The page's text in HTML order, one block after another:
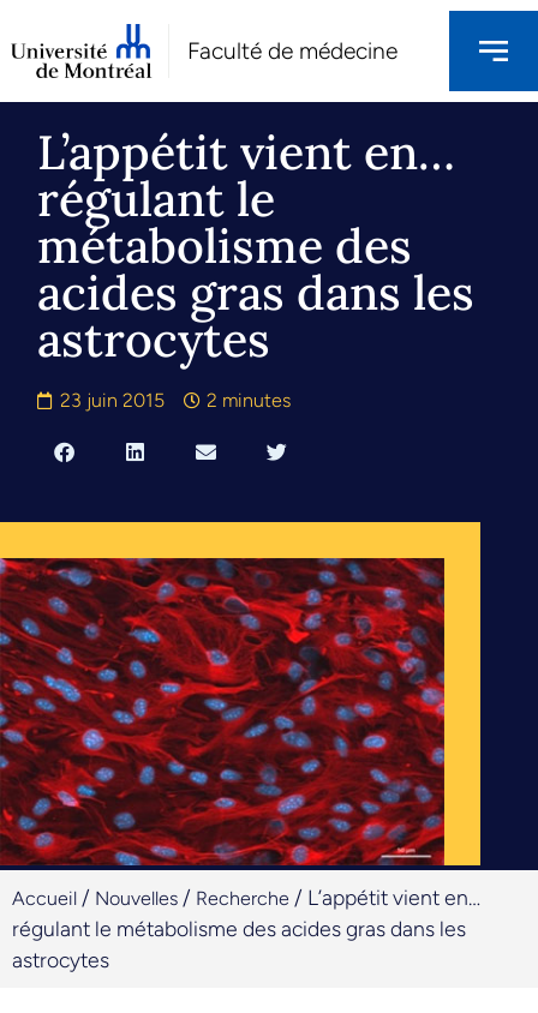
Faculté de médecine
L’appétit vient en…
régulant le
métabolisme des
acides gras dans les
astrocytes
23 juin 2015 2 minutes
Accueil / Nouvelles / Recherche / L’appétit vient en…
régulant le métabolisme des acides gras dans les
astrocytes